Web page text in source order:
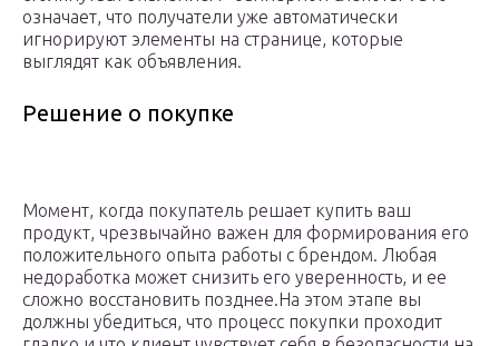
означает, что получатели уже автоматически
игнорируют элементы на странице, которые
выглядят как объявления.
Решение о покупке
Момент, когда покупатель решает купить ваш
продукт, чрезвычайно важен для формирования его
положительного опыта работы с брендом. Любая
недоработка может снизить его уверенность, и ее
сложно восстановить позднее.На этом этапе вы
должны убедиться, что процесс покупки проходит